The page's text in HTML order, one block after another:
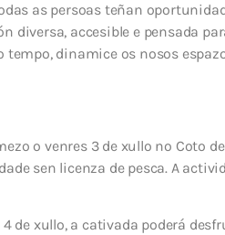
as persoas teñan
diversa, accesible e pensada
tempo, dinamice os nosos
o venres 3 de xullo no Coto
sen licenza de pesca. A
de xullo, a cativada poderá